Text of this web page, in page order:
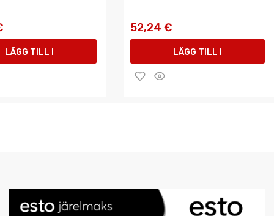
LÄGG TILL I
52,24 €
LÄGG TILL I